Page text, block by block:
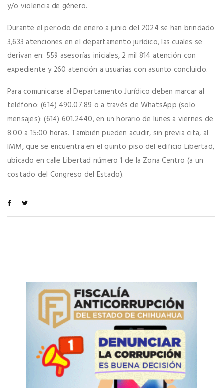
y/o violencia de género.
Durante el periodo de enero a junio del 2024 se han brindado
3,633 atenciones en el departamento jurídico, las cuales se
derivan en: 559 asesorías iniciales, 2 mil 814 atención con
expediente y 260 atención a usuarias con asunto concluido.
Para comunicarse al Departamento Jurídico deben marcar al
teléfono: (614) 490.07.89 o a través de WhatsApp (solo
mensajes): (614) 601.2440, en un horario de lunes a viernes de
8:00 a 15:00 horas. También pueden acudir, sin previa cita, al
IMM, que se encuentra en el quinto piso del edificio Libertad,
ubicado en calle Libertad número 1 de la Zona Centro (a un
costado del Congreso del Estado).